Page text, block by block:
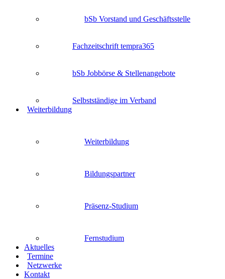
bSb Vorstand und Geschäftsstelle
Fachzeitschrift tempra365
bSb Jobbörse & Stellenangebote
Selbstständige im Verband
Weiterbildung
Weiterbildung
Bildungspartner
Präsenz-Studium
Fernstudium
Aktuelles
Termine
Netzwerke
Kontakt